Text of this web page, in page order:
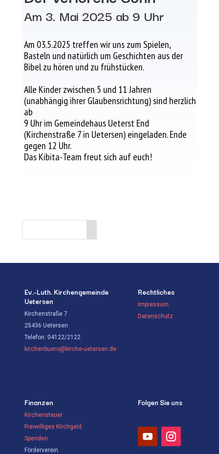
Am 3. Mai 2025 ab 9 Uhr
Am 03.5.2025 treffen wir uns zum Spielen,
Basteln und natürlich um Geschichten aus der
Bibel zu hören und zu frühstücken.
Alle Kinder zwischen 5 und 11 Jahren
(unabhängig ihrer Glaubensrichtung) sind herzlich
ab
9 Uhr im Gemeindehaus Ueterst End
(Kirchenstraße 7 in Uetersen) eingeladen. Ende
gegen 12 Uhr.
Das Kibita-Team freut sich auf euch!
Ev.-Luth. Kirchengemeinde
Uetersen
Kirchenstraße 7
25436 Uetersen
Telefon: 04122/2122
kirchenbuero@kirche-uetersen.de
Rechtliches
Impressum
Datenschutz
Finanzen
Kirchensteuer
Freiwilliges Kirchgeld
Spenden
Förderverein
Folgen Sie uns